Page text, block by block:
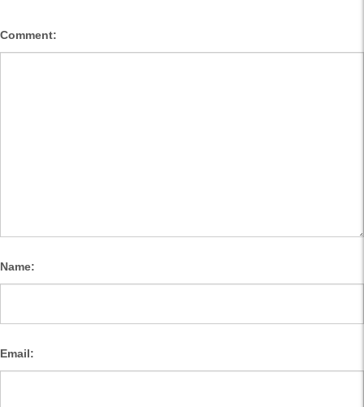
Comment:
Name:
Email: